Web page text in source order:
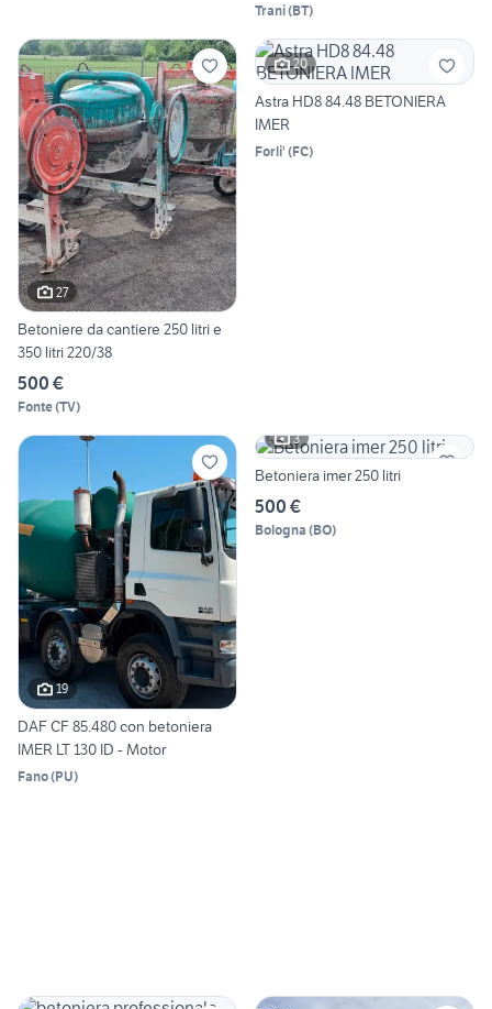
Trani(BT)
27
Betoniere da cantiere 250 litri e
350 litri 220/38
500 €
Fonte(TV)
20
Astra HD8 84.48 BETONIERA
IMER
Forli' (FC)
19
DAF CF 85.480 con betoniera
IMER LT 130 ID - Motor
Fano(PU)
3
Betoniera imer 250 litri
500 €
Bologna (BO)